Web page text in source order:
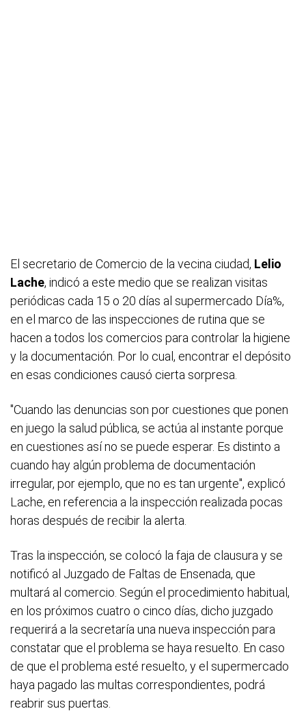
El secretario de Comercio de la vecina ciudad, Lelio
Lache, indicó a este medio que se realizan visitas
periódicas cada 15 o 20 días al supermercado Día%,
en el marco de las inspecciones de rutina que se
hacen a todos los comercios para controlar la higiene
y la documentación. Por lo cual, encontrar el depósito
en esas condiciones causó cierta sorpresa.
"Cuando las denuncias son por cuestiones que ponen
en juego la salud pública, se actúa al instante porque
en cuestiones así no se puede esperar. Es distinto a
cuando hay algún problema de documentación
irregular, por ejemplo, que no es tan urgente", explicó
Lache, en referencia a la inspección realizada pocas
horas después de recibir la alerta.
Tras la inspección, se colocó la faja de clausura y se
notificó al Juzgado de Faltas de Ensenada, que
multará al comercio. Según el procedimiento habitual,
en los próximos cuatro o cinco días, dicho juzgado
requerirá a la secretaría una nueva inspección para
constatar que el problema se haya resuelto. En caso
de que el problema esté resuelto, y el supermercado
haya pagado las multas correspondientes, podrá
reabrir sus puertas.